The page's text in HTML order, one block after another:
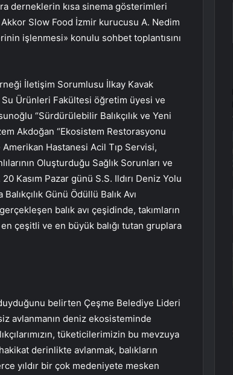
derneklerin kısa sinema gösterimleri
Slow Food İzmir kurucusu A. Nedim
işlenmesi» konulu sohbet toplantısını
İletişim Sorumlusu İlkay Kavak
Ürünleri Fakültesi öğretim üyesi ve
“Sürdürülebilir Balıkçılık ve Yeni
Akdoğan “Ekosistem Restorasyonu
Hastanesi Acil Tıp Servisi,
Oluşturduğu Sağlık Sorunları ve
Kasım Pazar günü S.S. Ildırı Deniz Yolu
Günü Ödüllü Balık Avı
balık avı çeşidinde, takımların
çeşitli ve en büyük balığı tutan gruplara
belirten Çeşme Belediye Lideri
avlanmanın deniz ekosisteminde
tüketicilerimizin bu mevzuya
derinlikte avlanmak, balıkların
yıldır bir çok medeniyete mesken